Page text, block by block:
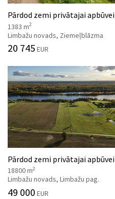
Pārdod zemi privātajai apbūvei
1383 m2
Limbažu novads, Ziemeļblāzma
20 745 EUR
Pārdod zemi privātajai apbūvei
18800 m2
Limbažu novads, Limbažu pag.
49 000 EUR